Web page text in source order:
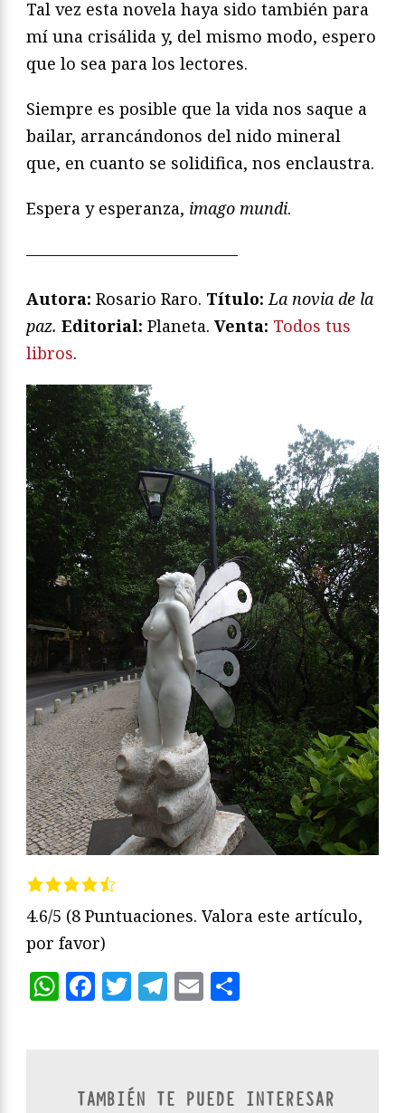
Tal vez esta novela haya sido también para
mí una crisálida y, del mismo modo, espero
que lo sea para los lectores.
Siempre es posible que la vida nos saque a
bailar, arrancándonos del nido mineral
que, en cuanto se solidifica, nos enclaustra.
Espera y esperanza, imago mundi.
—————————————
Autora: Rosario Raro. Título:La novia de la
paz. Editorial: Planeta. Venta: Todos tus
libros.
4.6/5 (8 Puntuaciones. Valora este artículo,
por favor)
WhatsApp
Facebook
Twitter
Telegram
Email
TAMBIÉN TE PUEDE INTERESAR